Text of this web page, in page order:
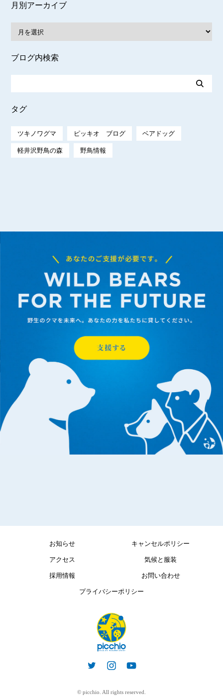
月別アーカイブ
ブログ内検索
タグ
ツキノワグマ ピッキオ ブログ ベアドッグ
軽井沢野鳥の森 野鳥情報
お知らせ キャンセルポリシー
アクセス 気候と服装
採用情報 お問い合わせ
プライバシーポリシー
© picchio. All rights reserved.